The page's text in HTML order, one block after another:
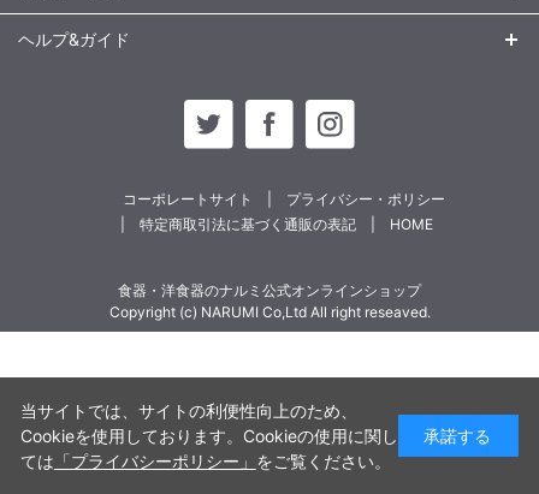
ヘルプ&ガイド
コーポレートサイト
プライバシー・ポリシー
特定商取引法に基づく通販の表記
HOME
食器・洋食器のナルミ公式オンラインショップ
Copyright (c) NARUMI Co,Ltd All right reseaved.
当サイトでは、サイトの利便性向上のため、
Cookieを使用しております。Cookieの使用に関し
ては 「プライバシーポリシー」 をご覧ください。
承諾する